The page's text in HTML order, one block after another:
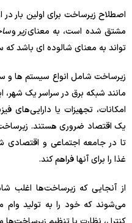
مشتق شده است، به معنایزیر و
تواند به معنای شالوده ای باشد که
زیرساخت شامل انواع سیستم ها و
مانند شبکه برق در سراسر یک شهر،
امکانات، تجهیزات یا دارایی‌های
یک اقتصاد ضروری هستند.
تا در جامعه اجتماعی و اقتصادی
غذا را برای آنها فراهم کند.
از آنجایی که زیرساخت‌ها اغلب
می‌شوند که خود را به تولید وام